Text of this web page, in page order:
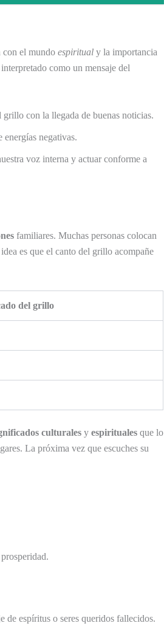
el mundo espiritual y la importancia
como un mensaje del
con la llegada de buenas noticias.
energías negativas.
voz interna y actuar conforme a
familiares. Muchas personas colocan
es que el canto del grillo acompañe
del grillo
culturales y espirituales que lo
La próxima vez que escuches su
de espíritus o seres queridos fallecidos.